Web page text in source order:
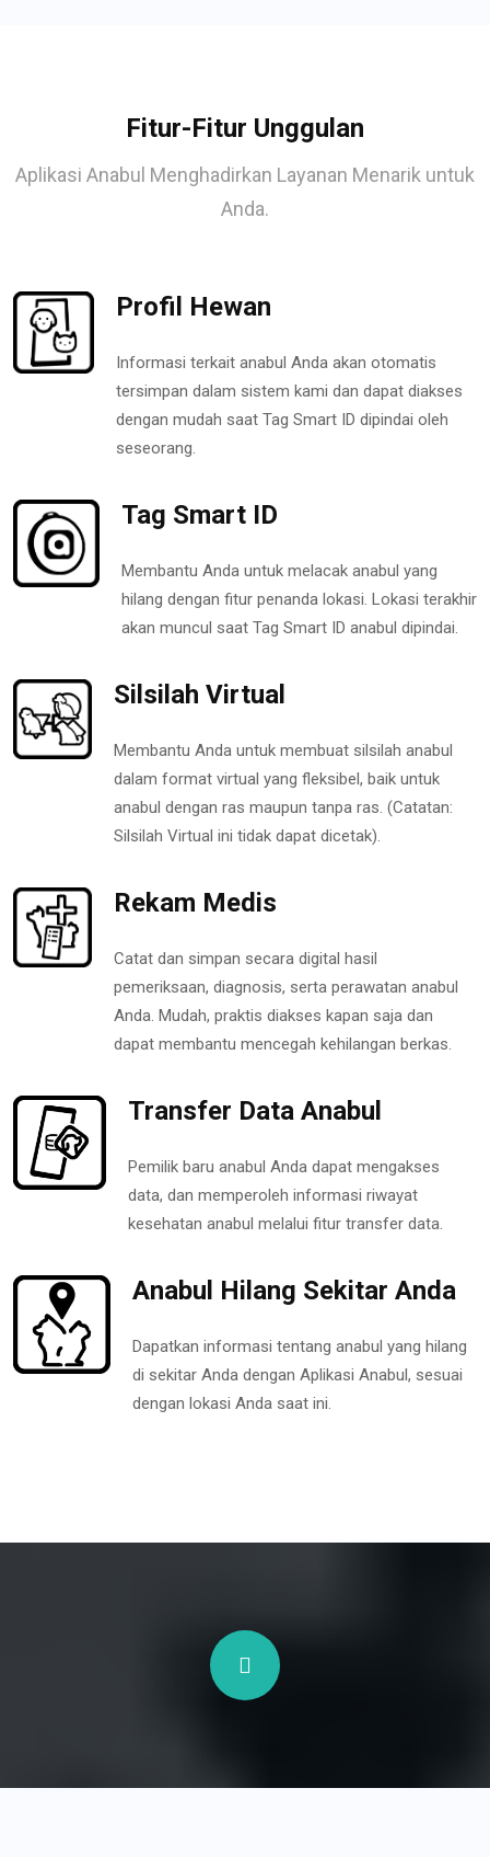
Fitur-Fitur Unggulan
Aplikasi Anabul Menghadirkan Layanan Menarik untuk
Anda.
Profil Hewan
Informasi terkait anabul Anda akan otomatis
tersimpan dalam sistem kami dan dapat diakses
dengan mudah saat Tag Smart ID dipindai oleh
seseorang.
Tag Smart ID
Membantu Anda untuk melacak anabul yang
hilang dengan fitur penanda lokasi. Lokasi terakhir
akan muncul saat Tag Smart ID anabul dipindai.
Silsilah Virtual
Membantu Anda untuk membuat silsilah anabul
dalam format virtual yang fleksibel, baik untuk
anabul dengan ras maupun tanpa ras. (Catatan:
Silsilah Virtual ini tidak dapat dicetak).
Rekam Medis
Catat dan simpan secara digital hasil
pemeriksaan, diagnosis, serta perawatan anabul
Anda. Mudah, praktis diakses kapan saja dan
dapat membantu mencegah kehilangan berkas.
Transfer Data Anabul
Pemilik baru anabul Anda dapat mengakses
data, dan memperoleh informasi riwayat
kesehatan anabul melalui fitur transfer data.
Anabul Hilang Sekitar Anda
Dapatkan informasi tentang anabul yang hilang
di sekitar Anda dengan Aplikasi Anabul, sesuai
dengan lokasi Anda saat ini.